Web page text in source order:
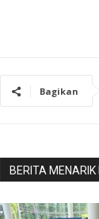
Bagikan
BERITA MENARIK